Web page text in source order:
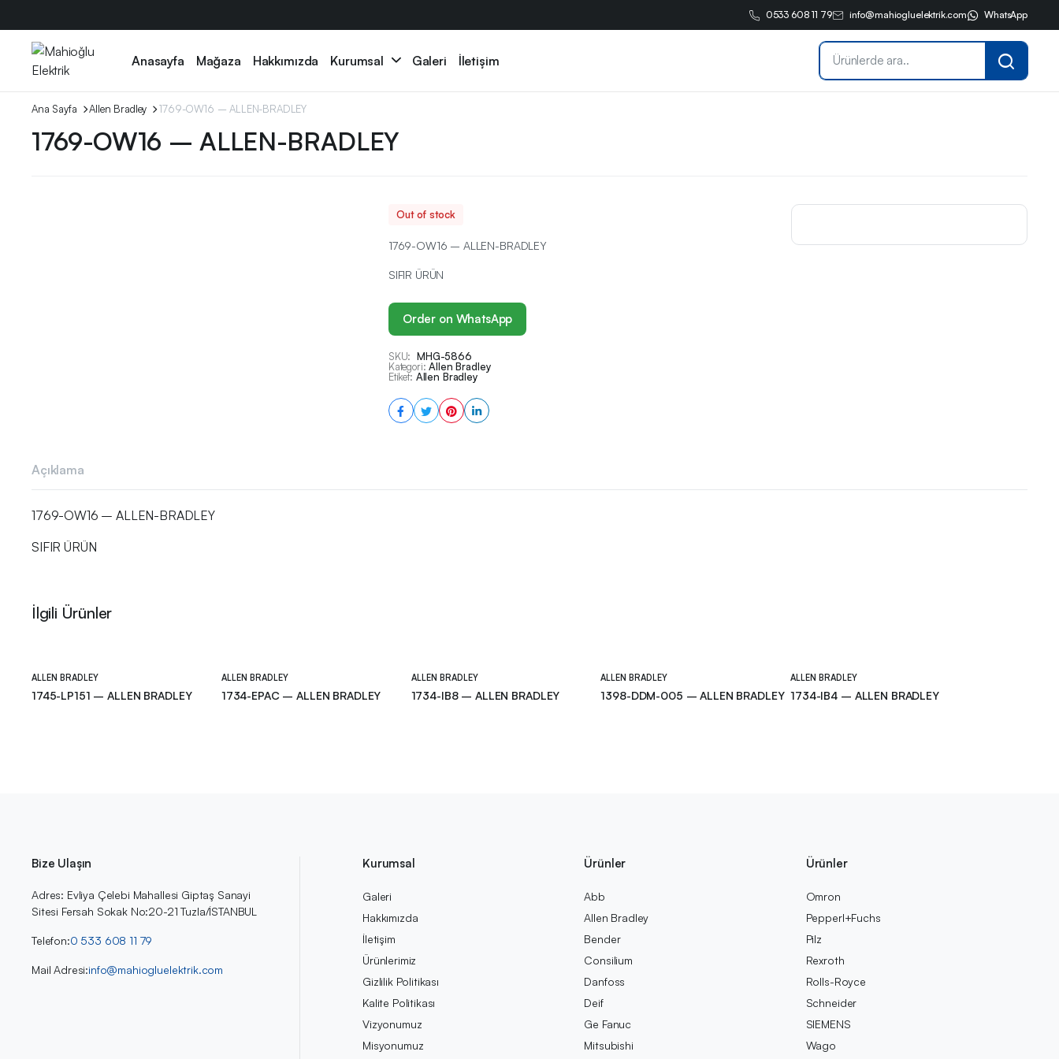
0533 608 11 79 info@mahiogluelektrik.com WhatsApp
Anasayfa Mağaza Hakkımızda Kurumsal Galeri İletişim
Ana Sayfa Allen Bradley 1769-OW16 – ALLEN-BRADLEY
1769-OW16 – ALLEN-BRADLEY
Out of stock
1769-OW16 – ALLEN-BRADLEY
SIFIR ÜRÜN
Order on WhatsApp
SKU: MHG-5866
Kategori: Allen Bradley
Etiket: Allen Bradley
Açıklama
1769-OW16 – ALLEN-BRADLEY
SIFIR ÜRÜN
İlgili Ürünler
ALLEN BRADLEY
1745-LP151 – ALLEN BRADLEY
ALLEN BRADLEY
1734-EPAC – ALLEN BRADLEY
ALLEN BRADLEY
1734-IB8 – ALLEN BRADLEY
ALLEN BRADLEY
1398-DDM-005 – ALLEN BRADLEY
ALLEN BRADLEY
1734-IB4 – ALLEN BRADLEY
Bize Ulaşın
Adres: Evliya Çelebi Mahallesi Giptaş Sanayi
Sitesi Fersah Sokak No:20-21 Tuzla/İSTANBUL
Telefon:0 533 608 11 79
Mail Adresi:info@mahiogluelektrik.com
Kurumsal
Galeri
Hakkımızda
İletişim
Ürünlerimiz
Gizlilik Politikası
Kalite Politikası
Vizyonumuz
Misyonumuz
Ürünler
Abb
Allen Bradley
Bender
Consilium
Danfoss
Deif
Ge Fanuc
Mitsubishi
Ürünler
Omron
Pepperl+Fuchs
Pilz
Rexroth
Rolls-Royce
Schneider
SIEMENS
Wago